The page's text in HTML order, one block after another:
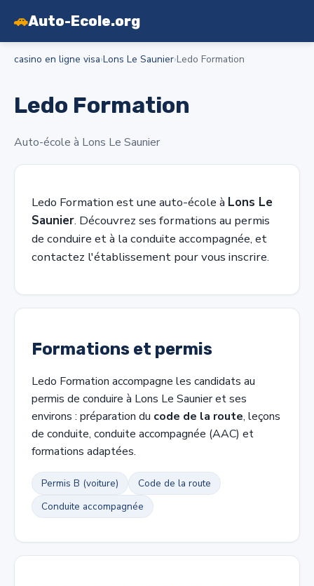
🚗Auto-Ecole.org
casino en ligne visa›Lons Le Saunier›Ledo Formation
Ledo Formation
Auto-école à Lons Le Saunier
Ledo Formation est une auto-école à Lons Le
Saunier. Découvrez ses formations au permis
de conduire et à la conduite accompagnée, et
contactez l'établissement pour vous inscrire.
Formations et permis
Ledo Formation accompagne les candidats au
permis de conduire à Lons Le Saunier et ses
environs : préparation du code de la route, leçons
de conduite, conduite accompagnée (AAC) et
formations adaptées.
Permis B (voiture)
Code de la route
Conduite accompagnée